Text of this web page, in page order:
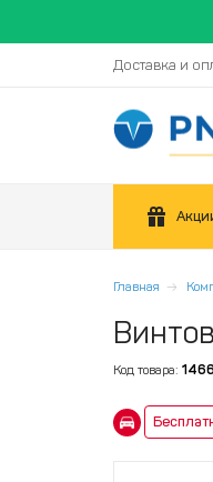
Доставка и
Главная
Код товара: